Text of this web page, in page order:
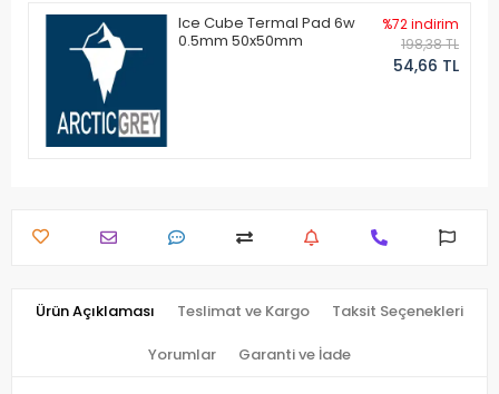
Ice Cube Termal Pad 6w
0.5mm 50x50mm
%72 indirim
198,38 TL
54,66 TL
Ürün Açıklaması Teslimat ve Kargo Taksit Seçenekleri
Yorumlar Garanti ve İade